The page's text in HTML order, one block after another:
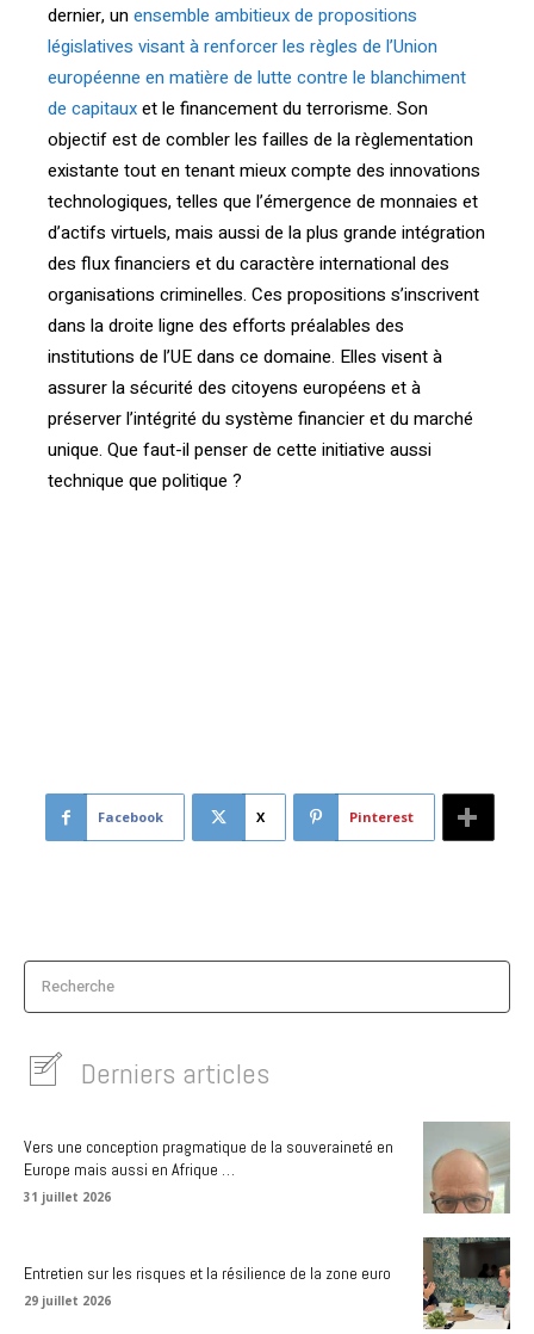
dernier, unensemble ambitieux de propositions
législatives visant à renforcer les règles de l’Union
européenne en matière de lutte contre le blanchiment
de capitauxet le financement du terrorisme. Son
objectif est de combler les failles de la règlementation
existante tout en tenant mieux compte des innovations
technologiques, telles que l’émergence de monnaies et
d’actifs virtuels, mais aussi de la plus grande intégration
des flux financiers et du caractère international des
organisations criminelles. Ces propositions s’inscrivent
dans la droite ligne des efforts préalables des
institutions de l’UE dans ce domaine. Elles visent à
assurer la sécurité des citoyens européens et à
préserver l’intégrité du système financier et du marché
unique. Que faut-il penser de cette initiative aussi
technique que politique ?
Facebook X Pinterest
Recherche
Derniers articles
Vers une conception pragmatique de la souveraineté en
Europe mais aussi en Afrique …
31 juillet 2026
Entretien sur les risques et la résilience de la zone euro
29 juillet 2026